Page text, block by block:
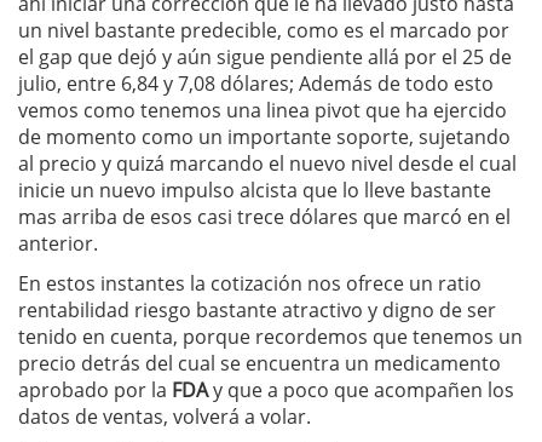
un nivel bastante predecible, como es el marcado por
el gap que dejó y aún sigue pendiente allá por el 25 de
julio, entre 6,84 y 7,08 dólares; Además de todo esto
vemos como tenemos una linea pivot que ha ejercido
de momento como un importante soporte, sujetando
al precio y quizá marcando el nuevo nivel desde el cual
inicie un nuevo impulso alcista que lo lleve bastante
mas arriba de esos casi trece dólares que marcó en el
anterior.
En estos instantes la cotización nos ofrece un ratio
rentabilidad riesgo bastante atractivo y digno de ser
tenido en cuenta, porque recordemos que tenemos un
precio detrás del cual se encuentra un medicamento
aprobado por la FDAy que a poco que acompañen los
datos de ventas, volverá a volar.